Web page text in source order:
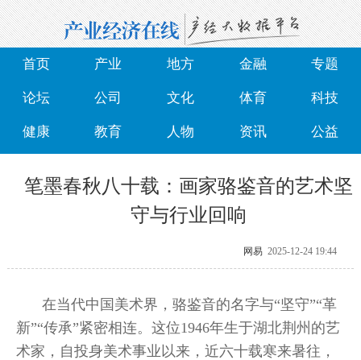
首页 产业 地方 金融 专题
论坛 公司 文化 体育 科技
健康 教育 人物 资讯 公益
笔墨春秋八十载：画家骆鉴音的艺术坚
守与行业回响
网易 2025-12-24 19:44
在当代中国美术界，骆鉴音的名字与“坚守”“革
新”“传承”紧密相连。这位1946年生于湖北荆州的艺
术家，自投身美术事业以来，近六十载寒来暑往，